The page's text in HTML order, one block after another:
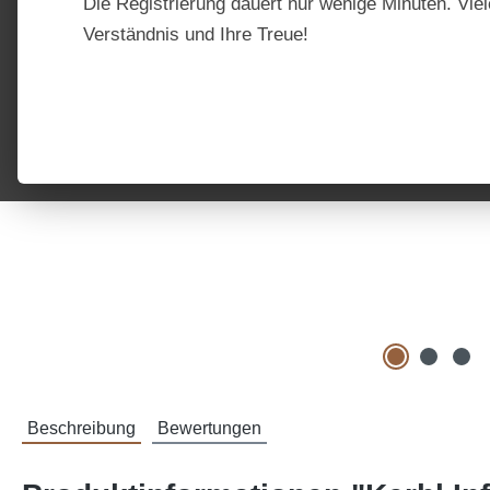
Beschreibung Bewertungen
Die Registrierung dauert nur wenige Minuten.
Verständnis und Ihre Treue!